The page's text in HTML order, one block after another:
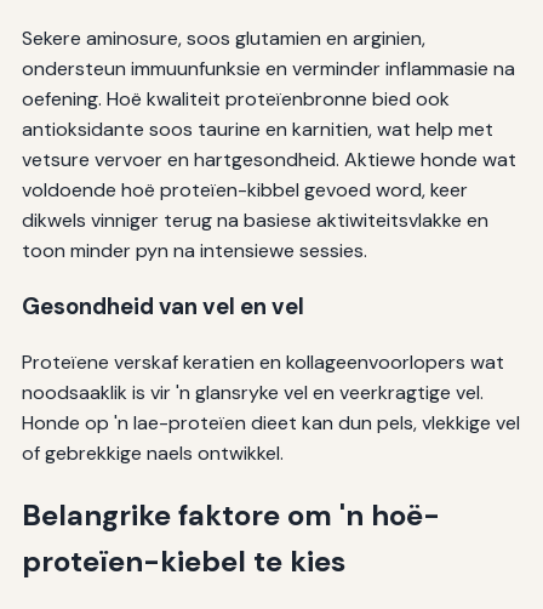
Sekere aminosure, soos glutamien en arginien,
ondersteun immuunfunksie en verminder inflammasie na
oefening. Hoë kwaliteit proteïenbronne bied ook
antioksidante soos taurine en karnitien, wat help met
vetsure vervoer en hartgesondheid. Aktiewe honde wat
voldoende hoë proteïen-kibbel gevoed word, keer
dikwels vinniger terug na basiese aktiwiteitsvlakke en
toon minder pyn na intensiewe sessies.
Gesondheid van vel en vel
Proteïene verskaf keratien en kollageenvoorlopers wat
noodsaaklik is vir 'n glansryke vel en veerkragtige vel.
Honde op 'n lae-proteïen dieet kan dun pels, vlekkige vel
of gebrekkige naels ontwikkel.
Belangrike faktore om 'n hoë-
proteïen-kiebel te kies